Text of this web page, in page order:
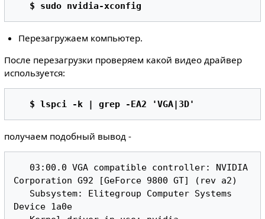
$ sudo nvidia-xconfig
Перезагружаем компьютер.
После перезагрузки проверяем какой видео драйвер
используется:
$ lspci -k | grep -EA2 'VGA|3D'
получаем подобный вывод -
Corporation G92 [GeForce 9800 GT] (rev a2)
Device 1a0e